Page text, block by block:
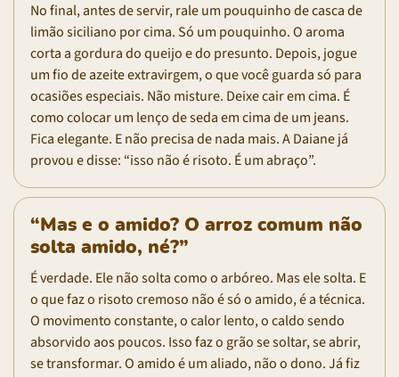
No final, antes de servir, rale um pouquinho de casca de
limão siciliano por cima. Só um pouquinho. O aroma
corta a gordura do queijo e do presunto. Depois, jogue
um fio de azeite extravirgem, o que você guarda só para
ocasiões especiais. Não misture. Deixe cair em cima. É
como colocar um lenço de seda em cima de um jeans.
Fica elegante. E não precisa de nada mais. A Daiane já
provou e disse: “isso não é risoto. É um abraço”.
“Mas e o amido? O arroz comum não
solta amido, né?”
É verdade. Ele não solta como o arbóreo. Mas ele solta. E
o que faz o risoto cremoso não é só o amido, é a técnica.
O movimento constante, o calor lento, o caldo sendo
absorvido aos poucos. Isso faz o grão se soltar, se abrir,
se transformar. O amido é um aliado, não o dono. Já fiz